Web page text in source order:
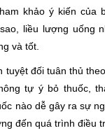
khảo ý kiến của
liều lượng uống
và tốt.
tuyệt đối tuân thủ
tự ý bỏ thuốc,
nào dễ gây ra sự
đến quá trình điều